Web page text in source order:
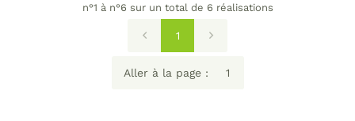
n°1 à n°6 sur un total de 6 réalisations
1
Aller à la page :